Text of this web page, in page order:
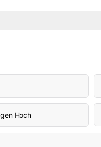
Hoch